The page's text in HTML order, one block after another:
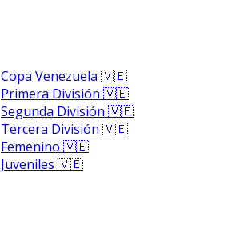
Copa Venezuela 🇻🇪
Primera División 🇻🇪
Segunda División 🇻🇪
Tercera División 🇻🇪
Femenino 🇻🇪
Juveniles 🇻🇪